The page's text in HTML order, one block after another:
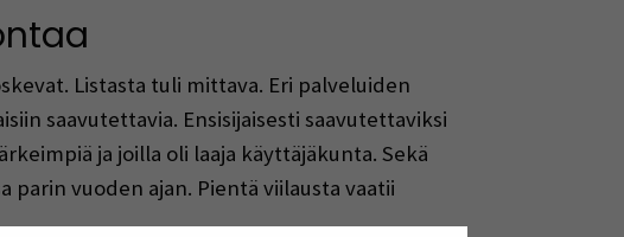
Listasta tuli mittava. Eri palveluiden
saavutettavia. Ensisijaisesti saavutettaviksi
ja joilla oli laaja käyttäjäkunta. Sekä
vuoden ajan. Pientä viilausta vaatii